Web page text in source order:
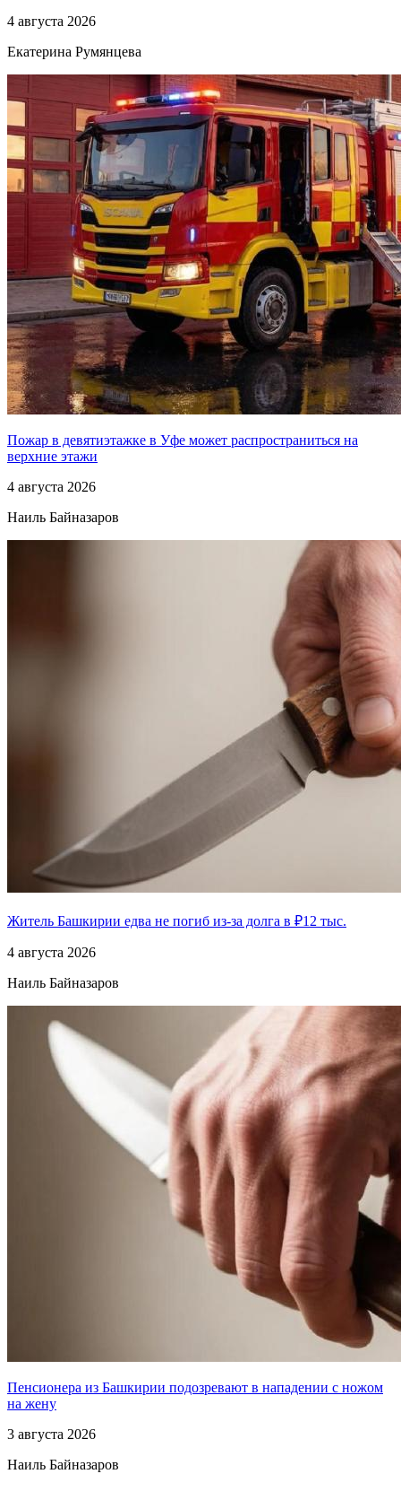
4 августа 2026
Екатерина Румянцева
Пожар в девятиэтажке в Уфе может распространиться на
верхние этажи
4 августа 2026
Наиль Байназаров
Житель Башкирии едва не погиб из-за долга в ₽12 тыс.
4 августа 2026
Наиль Байназаров
Пенсионера из Башкирии подозревают в нападении с ножом
на жену
3 августа 2026
Наиль Байназаров